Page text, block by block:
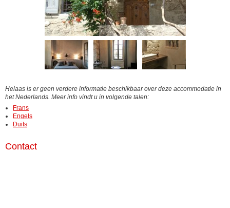
Helaas is er geen verdere informatie beschikbaar over deze accommodatie in
het Nederlands. Meer info vindt u in volgende talen:
Frans
Engels
Duits
Contact